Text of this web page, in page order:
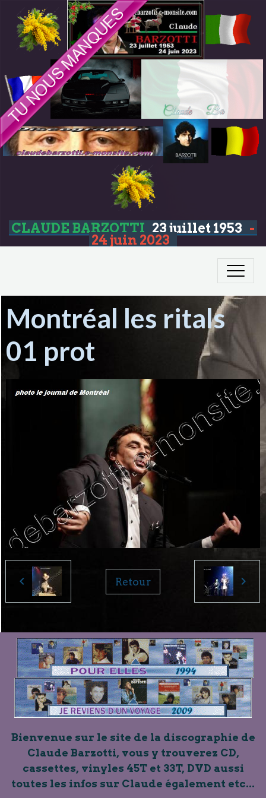
CLAUDE BARZOTTI 23 juillet 1953 -
24 juin 2023
Montréal les ritals
01 prot
Retour
Bienvenue sur le site de la discographie de
Claude Barzotti, vous y trouverez CD,
cassettes, vinyles 45T et 33T, DVD aussi
toutes les infos sur Claude également etc...